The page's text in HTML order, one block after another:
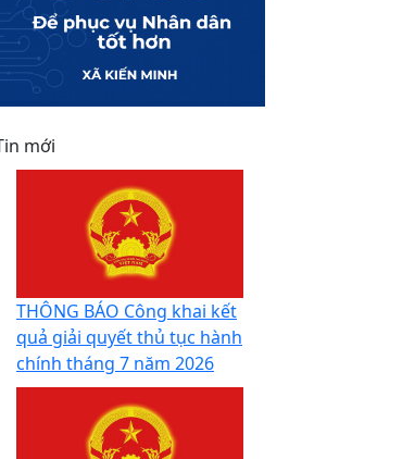
mới
THÔNG BÁO Công khai kết
quả giải quyết thủ tục hành
chính tháng 7 năm 2026